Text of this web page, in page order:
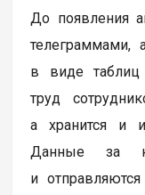
До появления
телеграммами,
в виде таблиц
труд
а хранится и
Данные за
и